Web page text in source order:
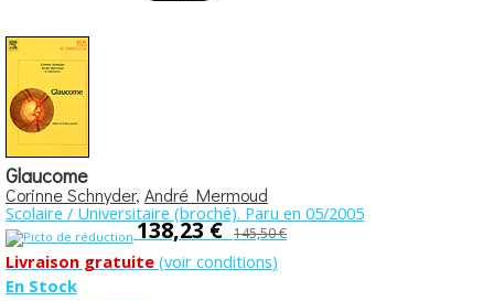
Glaucome
Corinne Schnyder, André Mermoud
Scolaire / Universitaire (broché). Paru en 05/2005
138,23 € 145,50 €
Livraison gratuite (voir conditions)
En Stock